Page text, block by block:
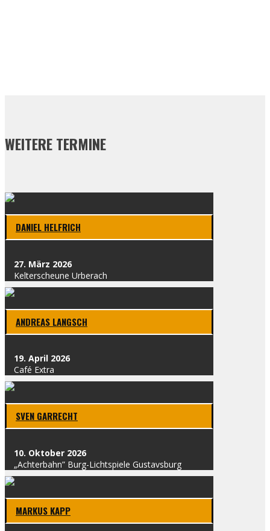
WEITERE TERMINE
DANI­EL HELF­RICH
27. März 2026
Kel­t­erscheu­ne Urber­ach
ANDRE­AS LANG­SCH
19. April 2026
Café Extra
SVEN GAR­RECHT
10. Okto­ber 2026
„Ach­ter­bahn” Burg-Licht­spie­le Gus­tavs­burg
MAR­KUS KAPP